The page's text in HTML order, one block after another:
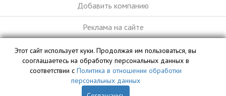
Добавить компанию
Реклама на сайте
База данных сайта vyvoz.org является интеллектуальной
собственностью ООО «Профит» и охраняется законом.
Этот сайт использует куки. Продолжая им пользоваться, вы
сооглашаетесь на обработку персональных данных в
соответствии с Политика в отношении обработки
персональных данных